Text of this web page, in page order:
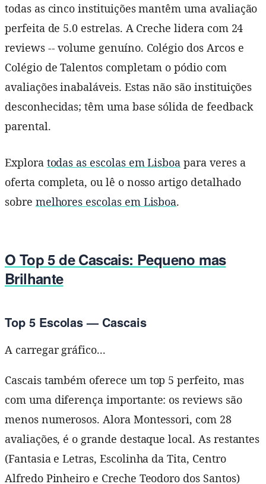
todas as cinco instituições mantêm uma avaliação
perfeita de 5.0 estrelas. A Creche lidera com 24
reviews -- volume genuíno. Colégio dos Arcos e
Colégio de Talentos completam o pódio com
avaliações inabaláveis. Estas não são instituições
desconhecidas; têm uma base sólida de feedback
parental.
Explora todas as escolas em Lisboa para veres a
oferta completa, ou lê o nosso artigo detalhado
sobre melhores escolas em Lisboa.
O Top 5 de Cascais: Pequeno mas
Brilhante
Top 5 Escolas — Cascais
A carregar gráfico...
Cascais também oferece um top 5 perfeito, mas
com uma diferença importante: os reviews são
menos numerosos. Alora Montessori, com 28
avaliações, é o grande destaque local. As restantes
(Fantasia e Letras, Escolinha da Tita, Centro
Alfredo Pinheiro e Creche Teodoro dos Santos)